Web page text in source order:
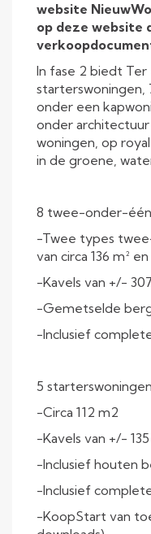
website
op deze website
In fase 2 biedt
starterswoningen,
onder een
onder
woningen, op
in de groene,
8 twee-onder-
-Twee types
van circa 136 m²
-Kavels van +/-
-Gemetselde
-Inclusief
5
-Circa 112 m2
-Kavels van +/-
-Inclusief houten
-Inclusief
-KoopStart van